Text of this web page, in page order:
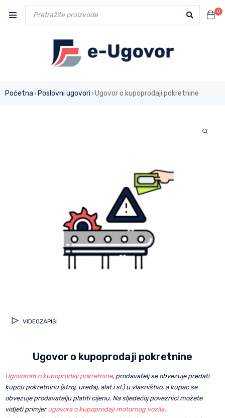
0
Početna › Poslovni ugovori › Ugovor o kupoprodaji pokretnine
VIDEOZAPISI
Ugovor o kupoprodaji pokretnine
Ugovorom o kupoprodaji pokretnine, prodavatelj se obvezuje predati
kupcu pokretninu (stroj, uređaj, alat i sl.) u vlasništvo, a kupac se
obvezuje prodavatelju platiti cijenu. Na sljedećoj poveznici možete
vidjeti primjerugovora o kupoprodaji motornog vozila.